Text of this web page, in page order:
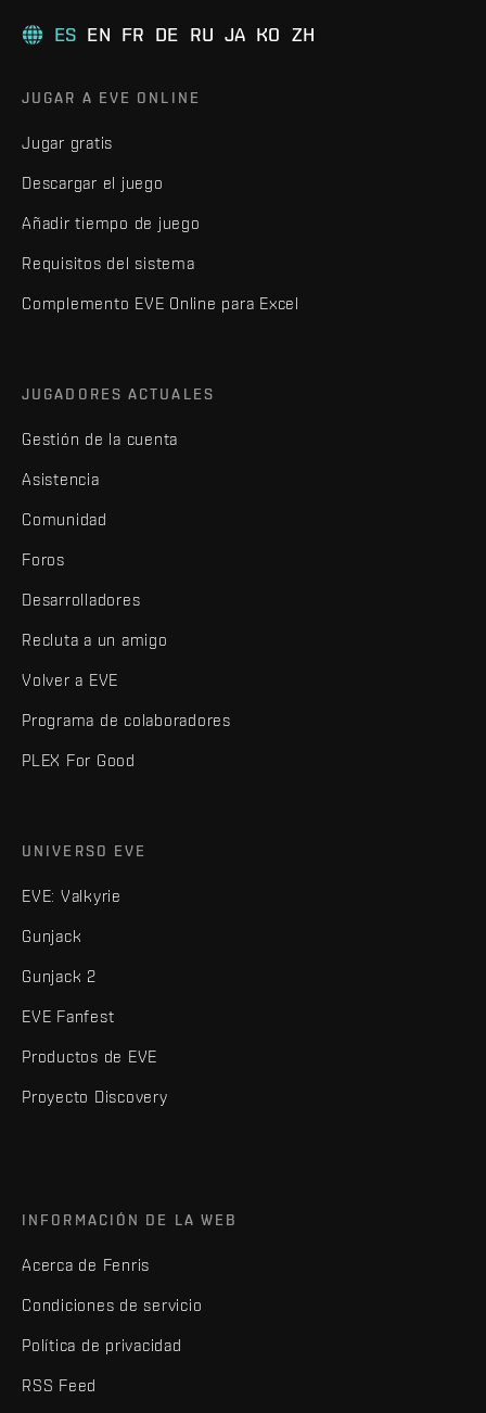
ES EN FR DE RU JA KO ZH
JUGAR A EVE ONLINE
Jugar gratis
Descargar el juego
Añadir tiempo de juego
Requisitos del sistema
Complemento EVE Online para Excel
JUGADORES ACTUALES
Gestión de la cuenta
Asistencia
Comunidad
Foros
Desarrolladores
Recluta a un amigo
Volver a EVE
Programa de colaboradores
PLEX For Good
UNIVERSO EVE
EVE: Valkyrie
Gunjack
Gunjack 2
EVE Fanfest
Productos de EVE
Proyecto Discovery
INFORMACIÓN DE LA WEB
Acerca de Fenris
Condiciones de servicio
Política de privacidad
RSS Feed